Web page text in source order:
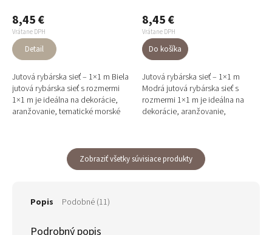
8,45 €
Vrátane DPH
Detail
Jutová rybárska sieť – 1×1 m Biela
jutová rybárska sieť s rozmermi
1×1 m je ideálna na dekorácie,
aranžovanie, tematické morské
8,45 €
Vrátane DPH
Do košíka
Jutová rybárska sieť – 1×1 m
Modrá jutová rybárska sieť s
rozmermi 1×1 m je ideálna na
dekorácie, aranžovanie,
Zobraziť všetky súvisiace produkty
Popis Podobné (11)
Podrobný popis